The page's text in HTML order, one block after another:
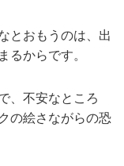
とおもうのは、出
るからです。
、不安なところ
の絵さながらの恐